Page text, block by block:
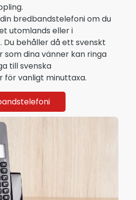
bredbandstelefoni om du
utomlands eller i
Du behåller då ett svenskt
dina vänner kan ringa
till svenska
för vanligt minuttaxa.